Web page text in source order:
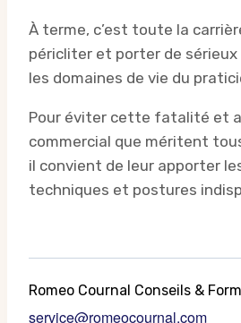
À terme, c’est toute la
péricliter et porter de
les domaines de vie du
Pour éviter cette fatalité et
commercial que méritent
il convient de leur apporter
techniques et postures
Romeo Cournal Conseils &
service@romeocournal.com